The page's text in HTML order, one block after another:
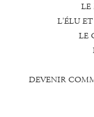
LE
L'ÉLU
LE
DEVENIR